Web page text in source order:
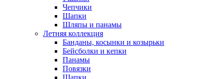
Чепчики
Шапки
Шляпы и панамы
Летняя коллекция
Банданы, косынки и козырьки
Бейсболки и кепки
Панамы
Повязки
Шапки